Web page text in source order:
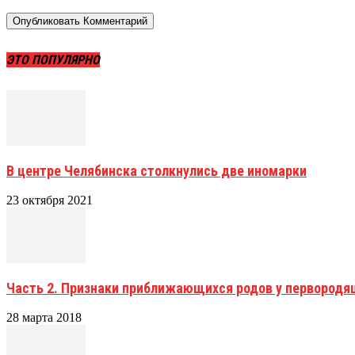
ЭТО ПОПУЛЯРНО
В центре Челябинска столкнулись две иномарки
23 октября 2021
Часть 2. Признаки приближающихся родов у
28 марта 2018